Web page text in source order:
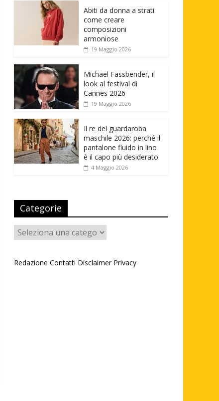
Abiti da donna a strati:
come creare
composizioni
armoniose
19 Maggio 2026
Michael Fassbender, il
look al festival di
Cannes 2026
19 Maggio 2026
Il re del guardaroba
maschile 2026: perché il
pantalone fluido in lino
è il capo più desiderato
4 Maggio 2026
Categorie
Categorie
Redazione Contatti Disclaimer Privacy